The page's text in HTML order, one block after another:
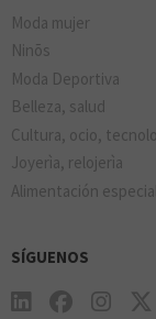
Moda mujer
Ninõs
Moda Deportiva
Belleza, salud
Cultura, ocio,
Joyerìa, relojerìa
Alimentación
SÍGUENOS